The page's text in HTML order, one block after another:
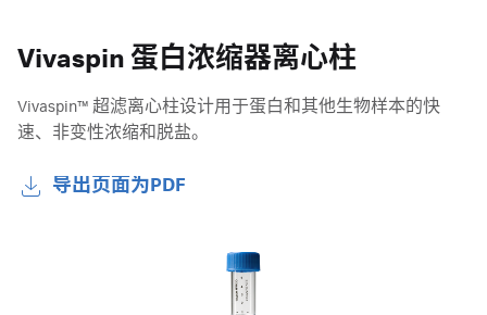
Vivaspin 蛋白浓缩器离心柱
Vivaspin™ 超滤离心柱设计用于蛋白和其他生物样本的快
速、非变性浓缩和脱盐。
导出页面为PDF